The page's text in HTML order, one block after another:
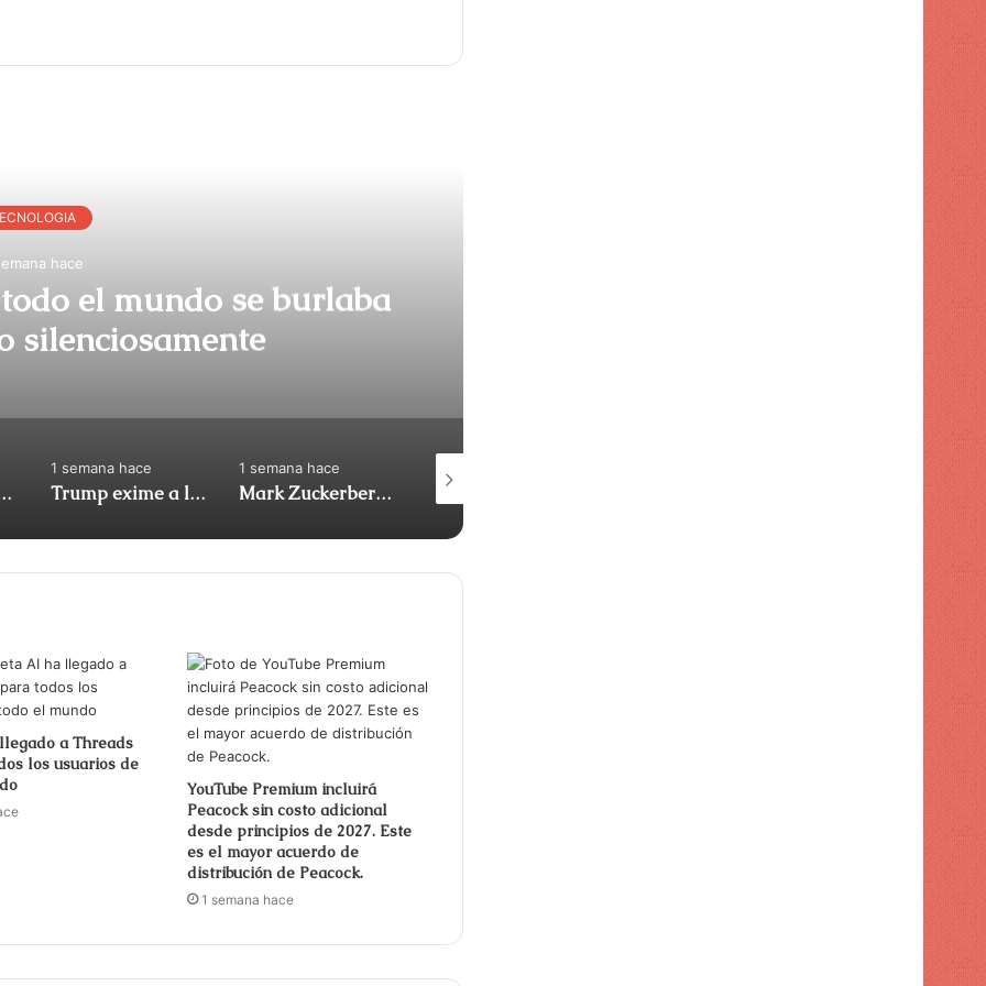
hace
el mundo se burlaba
silenciosamente
1 semana hace
Mater superó los ingresos,
libre cayó un
el flujo de caja libre cayó un 91%
1 semana hace
Trump exime a los centros de datos y a los cohetes de las leyes medioambientales
1 semana hace
Mark Zuckerberg dice que Estados Unidos no debería bloquear los modelos chinos de IA
a Threads
los usuarios de
YouTube Premium incluirá
Peacock sin costo adicional
desde principios de 2027. Este
es el mayor acuerdo de
distribución de Peacock.
1 semana hace